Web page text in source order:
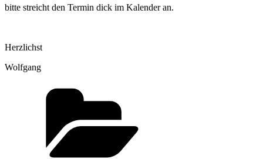
bitte streicht den Termin dick im Kalender an.
Herzlichst
Wolfgang